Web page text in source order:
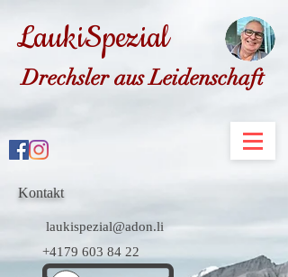
LaukiSpezial
Drechsler aus Leidenschaft
Kontakt
laukispezial@adon.li
+4179 603 84 22